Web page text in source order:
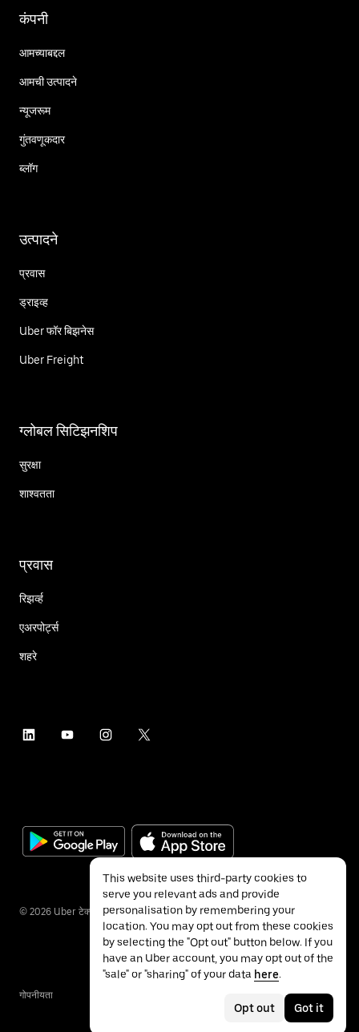
कंपनी
आमच्याबद्दल
आमची उत्पादने
न्यूजरूम
गुंतवणूकदार
ब्लॉग
उत्पादने
प्रवास
ड्राइव्ह
Uber फॉर बिझनेस
Uber Freight
ग्लोबल सिटिझनशिप
सुरक्षा
शाश्वतता
प्रवास
रिझर्व्ह
एअरपोर्ट्स
शहरे
© 2026 Uber टेक्नॉलॉजीज इंक.
गोपनीयता
This website uses third-party cookies to
serve you relevant ads and provide
personalisation by remembering your
location. You may opt out from these cookies
by selecting the "Opt out" button below. If you
have an Uber account, you may opt out of the
"sale" or "sharing" of your data here.
Opt out Got it